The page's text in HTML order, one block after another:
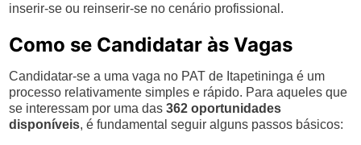
inserir-se ou reinserir-se no cenário profissional.
Como se Candidatar às Vagas
Candidatar-se a uma vaga no PAT de Itapetininga é um
processo relativamente simples e rápido. Para aqueles que
se interessam por uma das362 oportunidades
disponíveis, é fundamental seguir alguns passos básicos: